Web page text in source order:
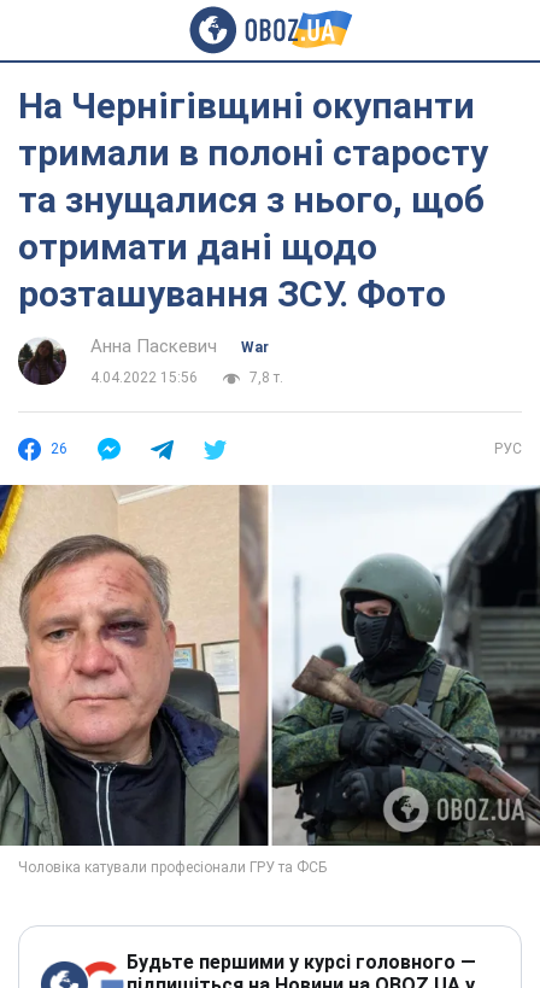
На Чернігівщині окупанти
тримали в полоні старосту
та знущалися з нього, щоб
отримати дані щодо
розташування ЗСУ. Фото
Анна Паскевич
War
4.04.2022 15:56
7,8 т.
26 РУС
Будьте першими у курсі головного —